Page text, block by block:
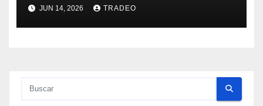
JUN 14, 2026 TRADEO